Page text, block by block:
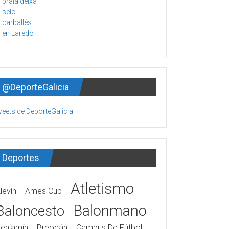
@DeporteGalicia
de DeporteGalicia
Deportes
Ames Cup Atletismo
Balonmano